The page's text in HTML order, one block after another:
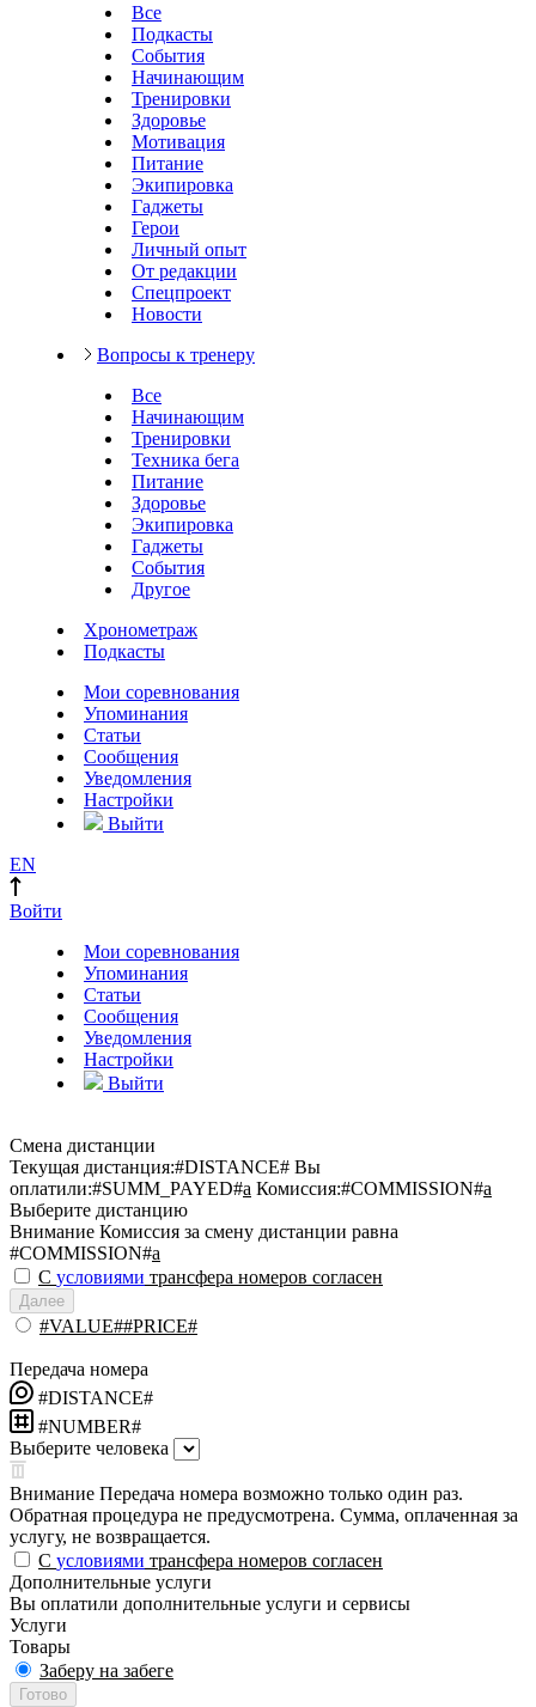
Все
Подкасты
События
Начинающим
Тренировки
Здоровье
Мотивация
Питание
Экипировка
Гаджеты
Герои
Личный опыт
От редакции
Спецпроект
Новости
Вопросы к тренеру
Все
Начинающим
Тренировки
Техника бега
Питание
Здоровье
Экипировка
Гаджеты
События
Другое
Хронометраж
Подкасты
Мои соревнования
Упоминания
Статьи
Сообщения
Уведомления
Настройки
Выйти
EN
Войти
Мои соревнования
Упоминания
Статьи
Сообщения
Уведомления
Настройки
Выйти
Смена дистанции
Текущая дистанция:#DISTANCE# Вы
оплатили:#SUMM_PAYED#a Комиссия:#COMMISSION#a
Выберите дистанцию
Внимание Комиссия за смену дистанции равна
#COMMISSION#a
С условиями трансфера номеров согласен
Далее
#VALUE##PRICE#
Передача номера
#DISTANCE#
#NUMBER#
Выберите человека
Внимание Передача номера возможно только один раз.
Обратная процедура не предусмотрена. Сумма, оплаченная за
услугу, не возвращается.
С условиями трансфера номеров согласен
Дополнительные услуги
Вы оплатили дополнительные услуги и сервисы
Услуги
Товары
Заберу на забеге
Готово